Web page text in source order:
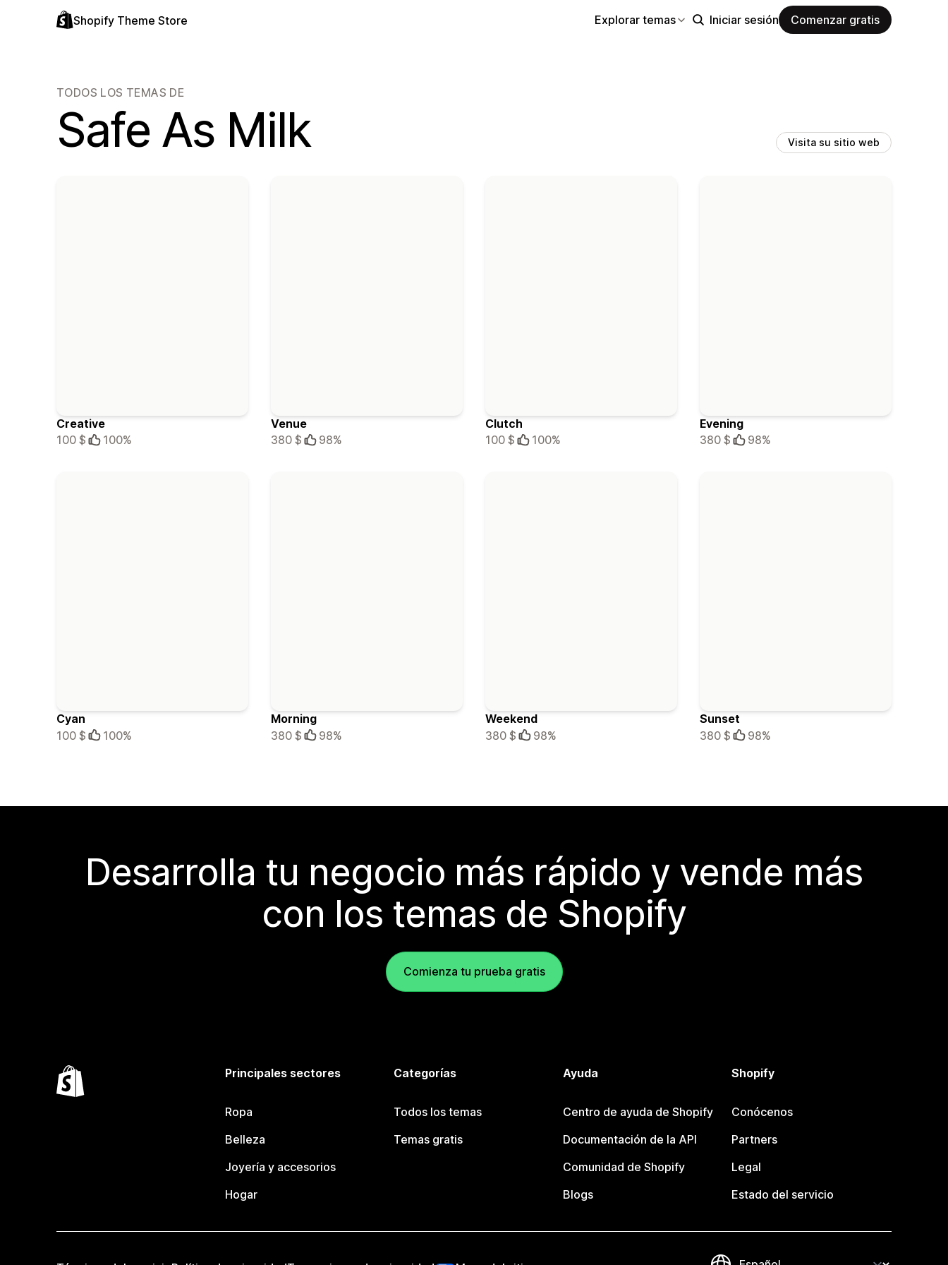
Shopify Theme Store Explorar temas Iniciar sesión Comenzar gratis
TODOS LOS TEMAS DE
Safe As Milk Visita su sitio web
Creative
100 $
100%
Venue
380 $
98%
Clutch
100 $
100%
Evening
380 $
98%
Cyan
100 $
100%
Morning
380 $
98%
Weekend
380 $
98%
Sunset
380 $
98%
Desarrolla tu negocio más rápido y vende más
con los temas de Shopify
Comienza tu prueba gratis
Principales sectores
Ropa
Belleza
Joyería y accesorios
Hogar
Categorías
Todos los temas
Temas gratis
Ayuda
Centro de ayuda de Shopify
Documentación de la API
Comunidad de Shopify
Blogs
Shopify
Conócenos
Partners
Legal
Estado del servicio